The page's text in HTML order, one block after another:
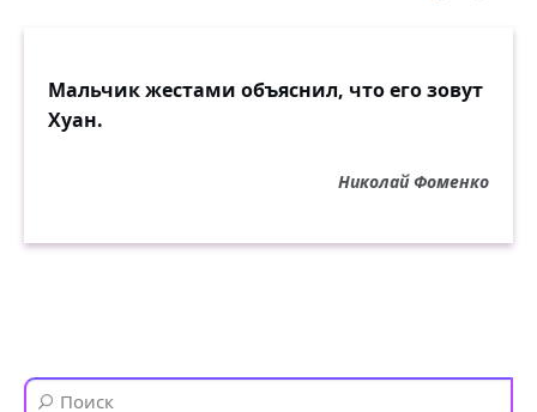
Мальчик жестами объяснил, что его зовут
Хуан.
Николай Фоменко